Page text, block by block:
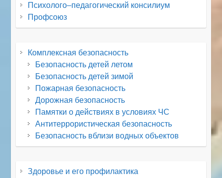
Психолого–педагогический консилиум
Профсоюз
Комплексная безопасность
Безопасность детей летом
Безопасность детей зимой
Пожарная безопасность
Дорожная безопасность
Памятки о действиях в условиях ЧС
Антитеррористическая безопасность
Безопасность вблизи водных объектов
Здоровье и его профилактика